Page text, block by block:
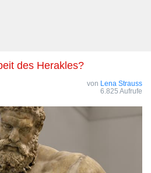
des Herakles?
von Lena Strauss
6.825 Aufrufe